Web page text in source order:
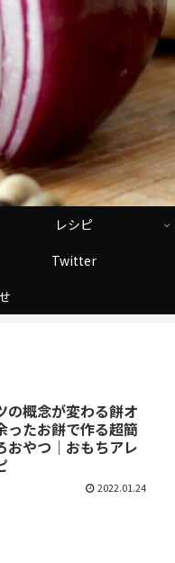
レシピ
Twitter
の概念が変わる餅オ
ったお餅で作る超簡
おやつ｜おもちアレ
2022.01.24